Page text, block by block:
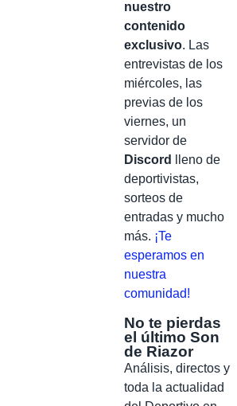
nuestro
contenido
exclusivo. Las
entrevistas de los
miércoles, las
previas de los
viernes, un
servidor de
Discord
lleno de
deportivistas,
sorteos de
entradas y mucho
más. ¡Te
esperamos en
nuestra
comunidad!
No te pierdas
el último Son
de Riazor
Análisis, directos y
toda la actualidad